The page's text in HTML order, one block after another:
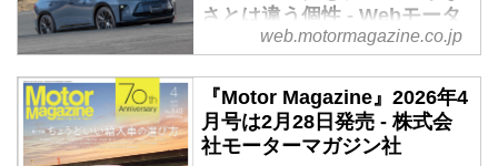
ジ（LCI）が行われた。そんな両
雄の最新にして最主力といえるガ
ソリングレードを乗り比べてみ
た。（Motor Magazine 2025年6月
号より／文：渡辺敏史、写真：永
元秀和）
さとは違う個性 - Webモータ
ーマガジン
2022年7月に新型クラウンシリー
ズが発表されてから、クロスオー
バー、スポーツ、セダンと続き、
ついに「最後のクラウン」エステ
web.motormagazine.co.jp
『Motor Magazine』2026年4
月号は2月28日発売 - 株式会
社モーターマガジン社